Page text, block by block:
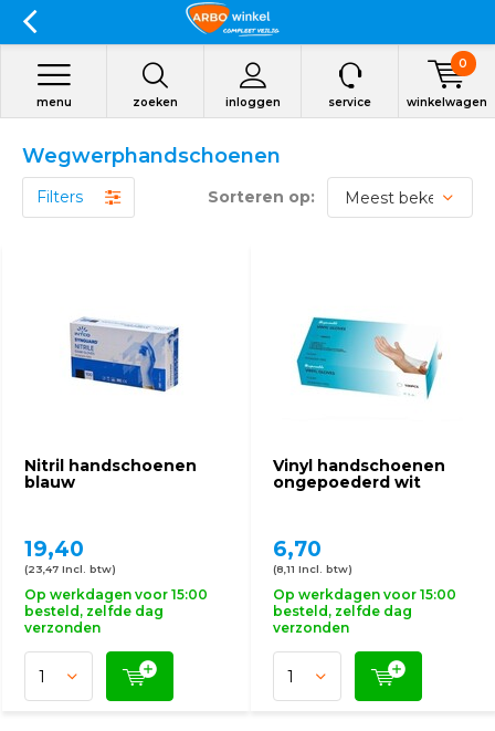
zoeken inloggen
menu service winkelwagen
0
Wegwerphandschoenen
Filters Sorteren op:
Nitril handschoenen
blauw
19,40
(23,47 Incl. btw)
Op werkdagen voor 15:00
besteld, zelfde dag
verzonden
Vinyl handschoenen
ongepoederd wit
6,70
(8,11 Incl. btw)
Op werkdagen voor 15:00
besteld, zelfde dag
verzonden